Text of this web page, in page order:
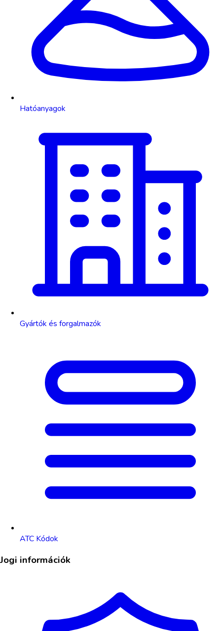
Hatóanyagok
Gyártók és forgalmazók
ATC Kódok
Jogi információk